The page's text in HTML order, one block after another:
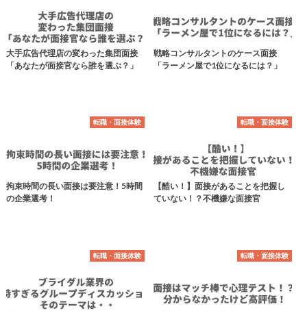
大手広告代理店の変わった集団面接
「あなたが面接官なら誰を選ぶ？」
戦略コンサルタントのケース面接
「ラーメン屋で1位になるには？」
転職・面接体験
拘束時間の長い面接は要注意！5時間
の企業選考！
転職・面接体験
【酷い！】面接があることを把握し
ていない！？不機嫌な面接官
転職・面接体験 転職・面接体験